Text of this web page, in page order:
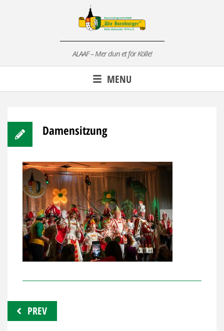
ALAAF – Mer dun et för Kölle!
MENU
Damensitzung
Beitragsnavigation
PREV